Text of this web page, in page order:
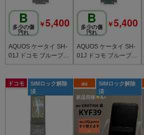
B
多少の傷
汚れ
￥5,400
AQUOS ケータイ SH-
01J ドコモ ブルーブラ
ック c20739
B
多少の傷
汚れ
￥5,400
AQUOS ケータイ SH-
01J ドコモ ブルーブラ
ック c20738
ドコモ
SIMロック解除
済
au
SIMロック解除
済